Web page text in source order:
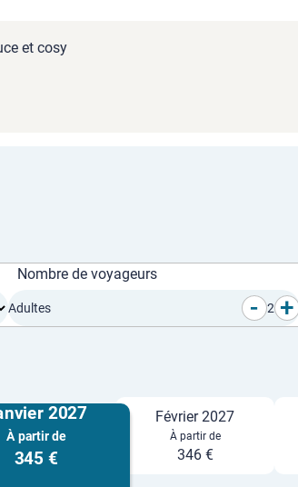
et cosy
Nombre de voyageurs
Adultes - 2 +
2027
À partir de
345 €
Février 2027
À partir de
346 €